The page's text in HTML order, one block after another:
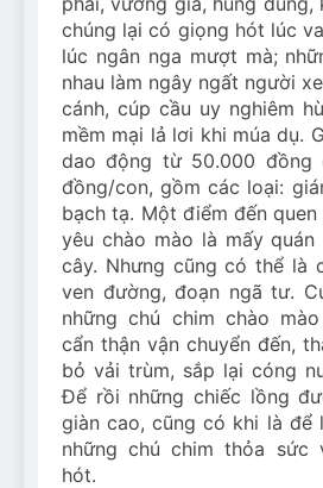
chúng lại có giọng hót lúc
lúc ngân nga mượt mà;
nhau làm ngây ngất người
cánh, cúp cầu uy nghiêm
mềm mại lả lơi khi múa dụ.
dao động từ 50.000 đồng
đồng/con, gồm các loại:
bạch tạ. Một điểm đến
yêu chào mào là mấy
cây. Nhưng cũng có thể là
ven đường, đoạn ngã tư.
những chú chim chào
cẩn thận vận chuyển đến,
bỏ vải trùm, sắp lại cóng
Để rồi những chiếc lồng
giàn cao, cũng có khi là để
những chú chim thỏa sức
hót.